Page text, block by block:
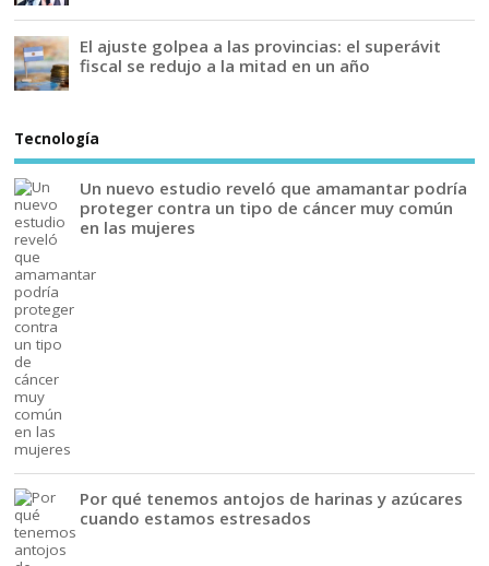
El ajuste golpea a las provincias: el superávit
fiscal se redujo a la mitad en un año
Tecnología
Un nuevo estudio reveló que amamantar podría
proteger contra un tipo de cáncer muy común
en las mujeres
Por qué tenemos antojos de harinas y azúcares
cuando estamos estresados